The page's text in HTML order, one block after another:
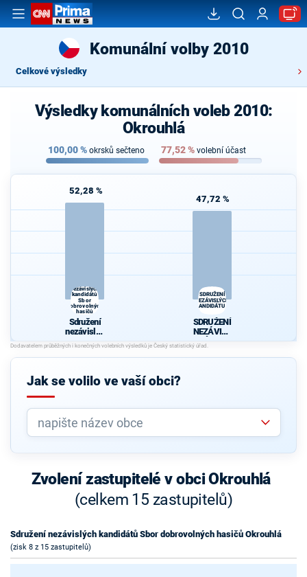
Komunální volby 2010
Celkové výsledky
Výsledky komunálních voleb 2010:
Okrouhlá
100,00% okrsků sečteno 77,52% volební účast
52,28 %
nezávislých
kandidátů
Sbor
dobrovolných
hasičů
Okrouhlá
Sdružení
nezávislýc
kandidátů
Sbor
ých hasičů
47,72 %
SDRUŽENÍ
NEZÁVISLÝCH
KANDIDÁTU I.
SDRUŽENÍ
NEZÁVISL
ÝCH
KANDIDÁT
U I.
Jak se volilo ve vaší obci?
Zvolení zastupitelé v obci Okrouhlá
(celkem 15 zastupitelů)
Sdružení nezávislých kandidátů Sbor dobrovolných hasičů Okrouhlá
(zisk 8 z 15 zastupitelů)